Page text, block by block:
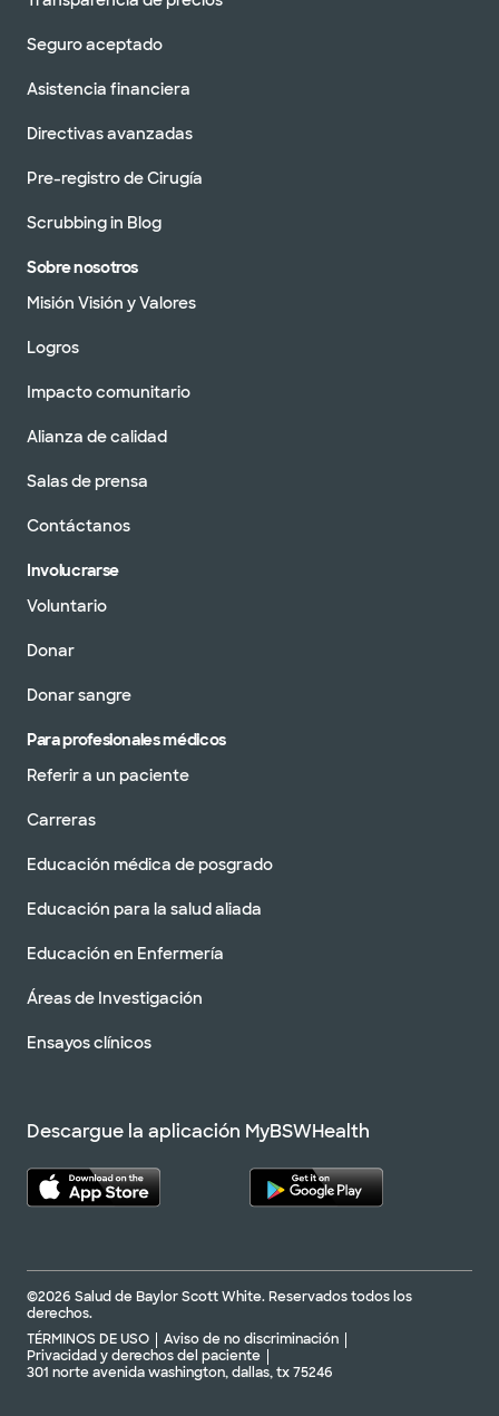
Seguro aceptado
Asistencia financiera
Directivas avanzadas
Pre-registro de Cirugía
Scrubbing in Blog
Sobre nosotros
Misión Visión y Valores
Logros
Impacto comunitario
Alianza de calidad
Salas de prensa
Contáctanos
Involucrarse
Voluntario
Donar
Donar sangre
Para profesionales médicos
Referir a un paciente
Carreras
Educación médica de posgrado
Educación para la salud aliada
Educación en Enfermería
Áreas de Investigación
Ensayos clínicos
Descargue la aplicación MyBSWHealth
©2026 Salud de Baylor Scott White. Reservados todos los
derechos.
TÉRMINOS DE USO
Aviso de no discriminación
Privacidad y derechos del paciente
301 norte avenida washington, dallas, tx 75246